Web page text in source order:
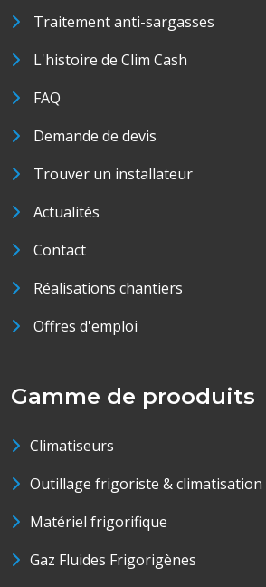
Traitement anti-sargasses
L'histoire de Clim Cash
FAQ
Demande de devis
Trouver un installateur
Actualités
Contact
Réalisations chantiers
Offres d'emploi
Gamme de prooduits
Climatiseurs
Outillage frigoriste & climatisation
Matériel frigorifique
Gaz Fluides Frigorigènes